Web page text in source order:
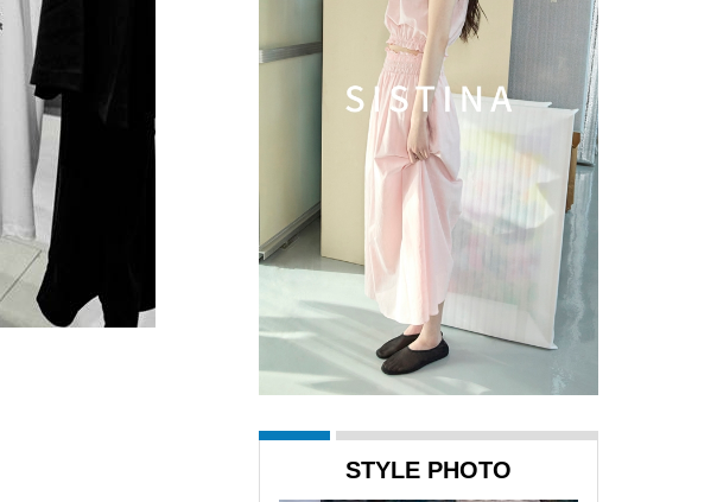
STYLE PHOTO